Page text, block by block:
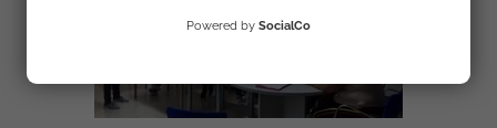
Powered by SocialCo